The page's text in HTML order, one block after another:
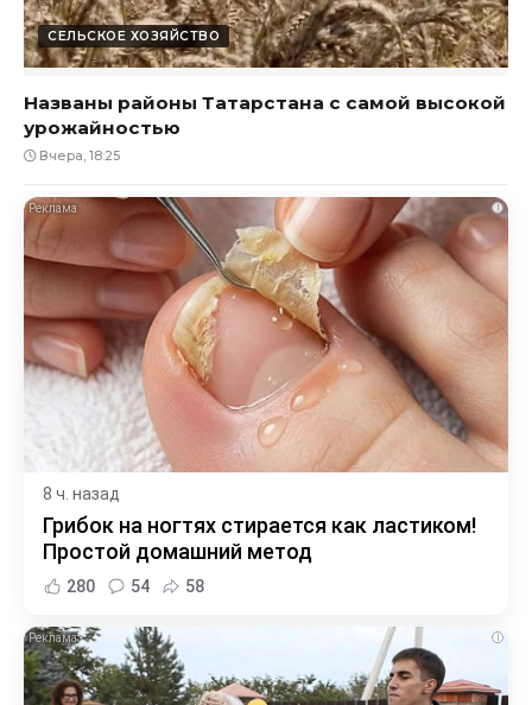
СЕЛЬСКОЕ ХОЗЯЙСТВО
Названы районы Татарстана с самой высокой
урожайностью
Вчера, 18:25
i
8 ч. назад
Грибок на ногтях стирается как ластиком!
Простой домашний метод
280 54 58
i